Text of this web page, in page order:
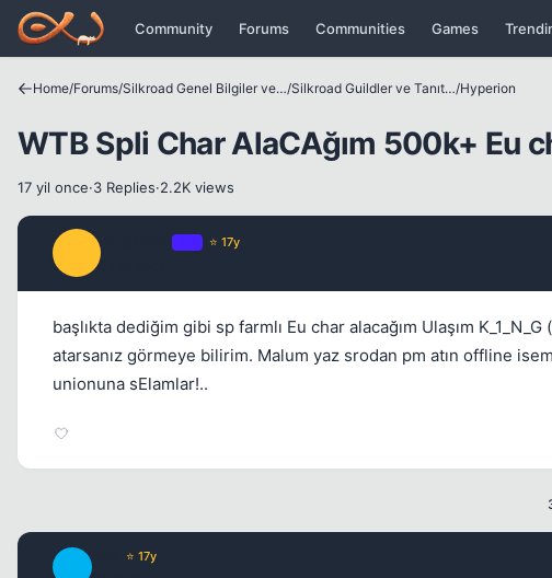
Icerige atla
Community Forums Communities Games
Home/Forums/ Silkroad Genel Bilgiler ve Update Bilgileri/ Silkroad Guildler ve Tanıtımları/Hyperion
WTB Spli Char AlaCAğım 500k+ Eu
17 yil once·3 Replies·2.2K views
⭐ 17y
başlıkta dediğim gibi sp farmlı Eu char alacağım Ulaşım
atarsanız görmeye bilirim. Malum yaz srodan pm atın offline
unionuna sElamlar!..
⭐ 17y